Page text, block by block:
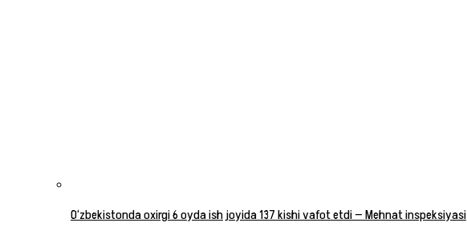
O‘zbekistonda oxirgi 6 oyda ish joyida 137 kishi vafot etdi — Mehnat inspeksiyasi